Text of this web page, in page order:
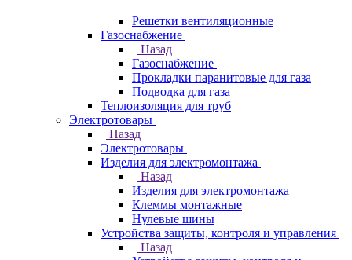
Решетки вентиляционные
Газоснабжение
Назад
Газоснабжение
Прокладки паранитовые для газа
Подводка для газа
Теплоизоляция для труб
Электротовары
Назад
Электротовары
Изделия для электромонтажа
Назад
Изделия для электромонтажа
Клеммы монтажные
Нулевые шины
Устройства защиты, контроля и управления
Назад